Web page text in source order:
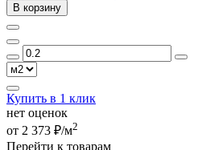
В корзину
Купить в 1 клик
нет оценок
от 2 373 ₽/м2
Перейти к товарам